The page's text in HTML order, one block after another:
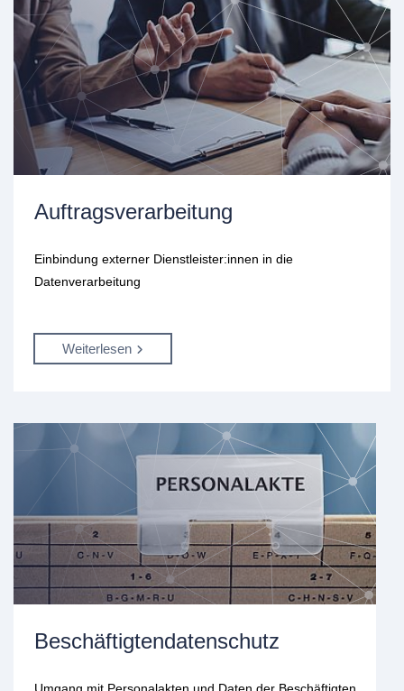
Auftragsverarbeitung
Einbindung externer Dienstleister:innen in die
Datenverarbeitung
Weiterlesen
Beschäftigtendatenschutz
Umgang mit Personalakten und Daten der Beschäftigten